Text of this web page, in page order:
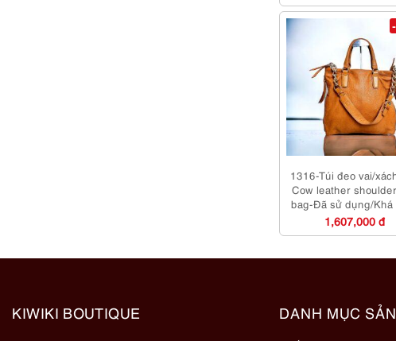
1316-Túi đeo vai/
Cow leather
bag-Đã sử dụng/Khá
1,607,000 đ
KIWIKI BOUTIQUE DANH MỤC